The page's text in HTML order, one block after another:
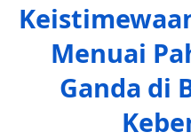
Menuai
Ganda di